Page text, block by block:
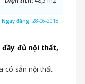
đầy đủ nội thất,
có sẵn nội thất
Ngày đăng: 28-06-2018